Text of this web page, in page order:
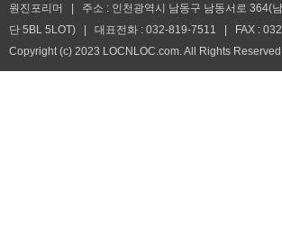
원진포리머 | 주소 : 인천광역시 남동구 남동서로 364(
단 5BL 5LOT) | 대표전화 : 032-819-7511 | FAX :
Copyright (c) 2023 LOCNLOC.com. All Rights